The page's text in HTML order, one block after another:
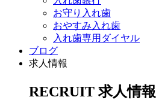
お守り入れ歯
おやすみ入れ歯
入れ歯専用ダイヤル
ブログ
求人情報
RECRUIT 求人情報